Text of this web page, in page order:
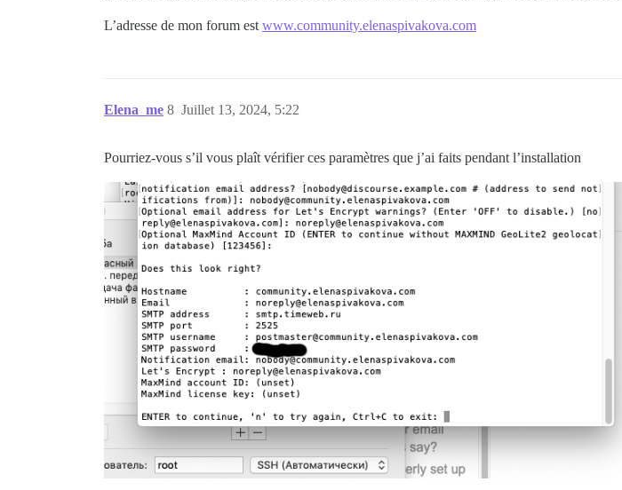
L’adresse de mon forum est www.community.elenaspivakova.com
Elena_me Juillet 13, 2024, 5:22
8
Pourriez-vous s’il vous plaît vérifier ces paramètres que j’ai faits pendant l’installation